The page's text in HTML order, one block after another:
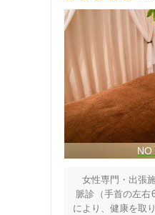
女性専門・出張
脈診（手首の左
により、健康を取